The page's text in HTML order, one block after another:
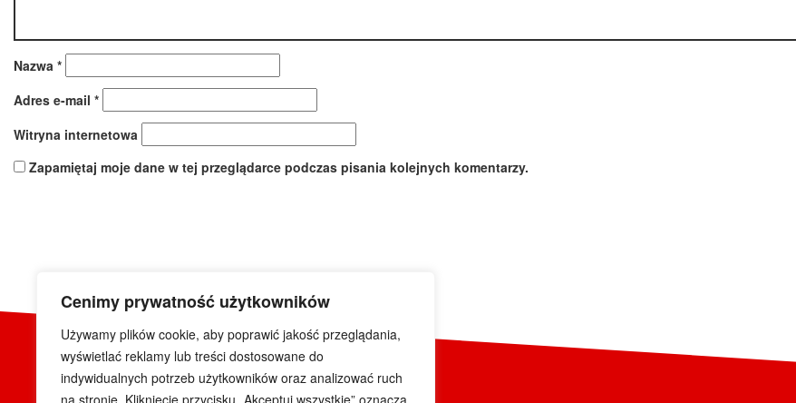
Cenimy prywatność użytkowników
Używamy plików cookie, aby poprawić jakość przeglądania,
wyświetlać reklamy lub treści dostosowane do
indywidualnych potrzeb użytkowników oraz analizować ruch
na stronie. Kliknięcie przycisku „Akceptuj wszystkie” oznacza
Nazwa *
Adres e-mail *
Witryna internetowa
Zapamiętaj moje dane w tej przeglądarce podczas pisania kolejnych komentarzy.